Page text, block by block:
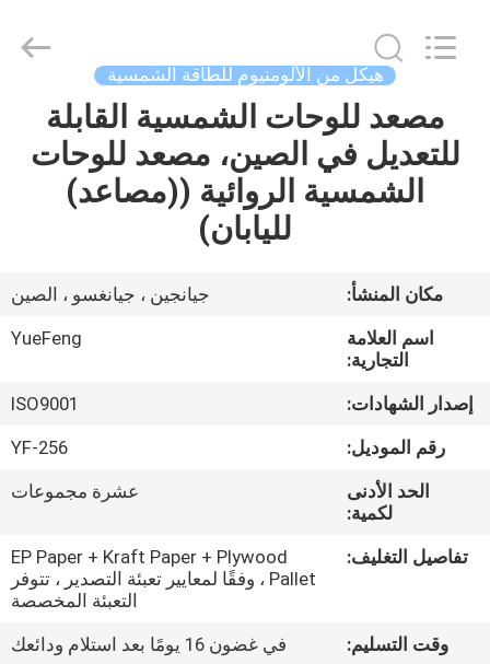
المنزل
المنتجات
جولة
المصنع
مراقبة
الجودة
اتصل
هيكل من الألومنيوم للطاقة الشمسية
مصعد للوحات الشمسية القابلة
للتعديل في الصين، مصعد للوحات
الشمسية الروائية ((مصاعد)
لليابان)
مكان المنشأ:
جيانجين ، جيانغسو ، الصين
اسم العلامة
التجارية:
YueFeng
إصدار الشهادات:
ISO9001
رقم الموديل:
YF-256
الحد الأدنى
لكمية:
عشرة مجموعات
تفاصيل التغليف:
EP Paper + Kraft Paper + Plywood
Pallet ، وفقًا لمعايير تعبئة التصدير ، تتوفر
التعبئة المخصصة
وقت التسليم:
في غضون 16 يومًا بعد استلام ودائعك